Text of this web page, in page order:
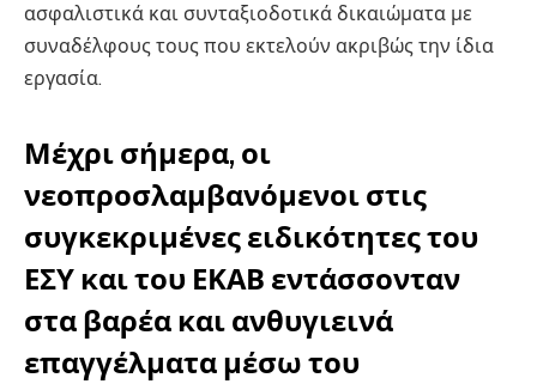
ασφαλιστικά και συνταξιοδοτικά δικαιώματα με
συναδέλφους τους που εκτελούν ακριβώς την ίδια
εργασία.
Μέχρι σήμερα, οι
νεοπροσλαμβανόμενοι στις
συγκεκριμένες ειδικότητες του
ΕΣΥ και του ΕΚΑΒ εντάσσονταν
στα βαρέα και ανθυγιεινά
επαγγέλματα μέσω του